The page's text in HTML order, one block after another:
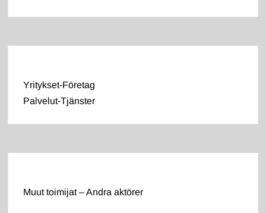
Yritykset-Företag
Palvelut-Tjänster
Muut toimijat – Andra aktörer